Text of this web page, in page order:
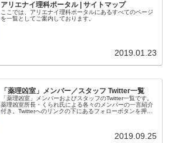
アリエナイ理科ポータル | サイトマップ
ここでは、アリエナイ理科ポータルにあるすべてのページ
を一覧としてご案内しております。
2019.01.23
「薬理凶室」メンバー／スタッフ Twitter一覧
「薬理凶室」メンバーおよびスタッフのTwitter一覧です。
薬理凶室所長・くられ氏による各々のメンバーの一言紹介
付き。Twitterへのリンクの下にあるフォローボタンを押す
2019.09.25